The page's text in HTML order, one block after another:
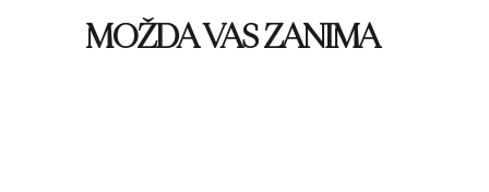
MOŽDA VAS ZANIMA